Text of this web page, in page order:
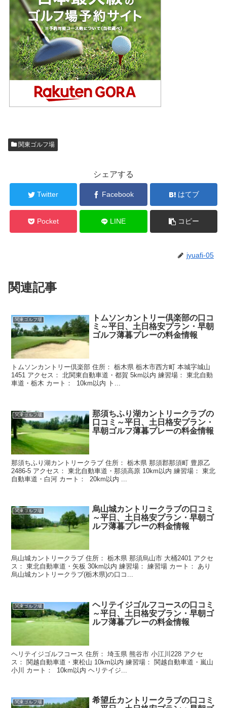
関東ゴルフ場
シェアする
Twitter Facebook はてブ
Pocket LINE コピー
jyuafi-05
関連記事
関東ゴルフ場
トムソンカントリー倶楽部の口コ
ミ～平日、土日格安プラン・早朝
ゴルフ薄暮プレーの料金情報
トムソンカントリー倶楽部 住所： 栃木県 栃木市西方町 本城字城山
1451 アクセス： 北関東自動車道・都賀 5km以内 練習場： 東北自動
車道・栃木 カート： 10km以内 ト...
関東ゴルフ場
那須ちふり湖カントリークラブの
口コミ～平日、土日格安プラン・
早朝ゴルフ薄暮プレーの料金情報
那須ちふり湖カントリークラブ 住所： 栃木県 那須郡那須町 豊原乙
2486-5 アクセス： 東北自動車道・那須高原 10km以内 練習場： 東北
自動車道・白河 カート： 20km以内 ...
関東ゴルフ場
烏山城カントリークラブの口コミ
～平日、土日格安プラン・早朝ゴ
ルフ薄暮プレーの料金情報
烏山城カントリークラブ 住所： 栃木県 那須烏山市 大桶2401 アクセ
ス： 東北自動車道・矢板 30km以内 練習場： 練習場 カート： あり
烏山城カントリークラブ(栃木県)の口コ...
関東ゴルフ場
ヘリテイジゴルフコースの口コミ
～平日、土日格安プラン・早朝ゴ
ルフ薄暮プレーの料金情報
ヘリテイジゴルフコース 住所： 埼玉県 熊谷市 小江川228 アクセ
ス： 関越自動車道・東松山 10km以内 練習場： 関越自動車道・嵐山
小川 カート： 10km以内 ヘリテイジ...
関東ゴルフ場
希望丘カントリークラブの口コミ